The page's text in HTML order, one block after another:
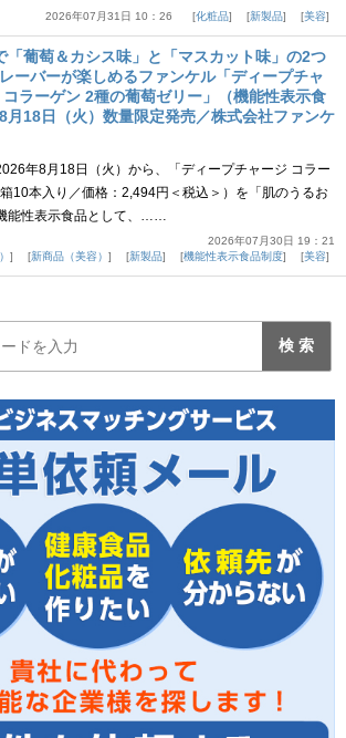
2026年07月31日 10：26 化粧品 新製品 美容
「葡萄＆カシス味」と「マスカット味」の2つ
ーバーが楽しめるファンケル「ディープチャ
コラーゲン 2種の葡萄ゼリー」（機能性表示食
月18日（火）数量限定発売／株式会社ファンケ
年8月18日（火）から、「ディープチャージ コラー
10本入り／価格：2,494円＜税込＞）を「肌のうるお
能性表示食品として、……
2026年07月30日 19：21
新商品（美容） 新製品 機能性表示食品制度 美容